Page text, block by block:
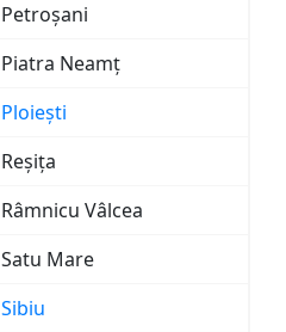
Petroșani
Piatra Neamț
Ploiești
Reșița
Râmnicu Vâlcea
Satu Mare
Sibiu